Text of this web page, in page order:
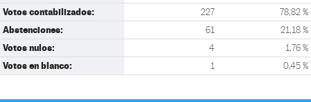
Votos contabilizados: 227 78,82 %
Abstenciones: 61 21,18 %
Votos nulos: 4 1,76 %
Votos en blanco: 1 0,45 %